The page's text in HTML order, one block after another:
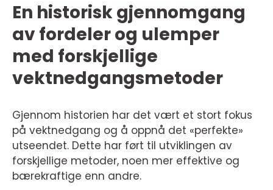
En historisk gjennomgang
av fordeler og ulemper
med forskjellige
vektnedgangsmetoder
Gjennom historien har det vært et stort fokus
på vektnedgang og å oppnå det «perfekte»
utseendet. Dette har ført til utviklingen av
forskjellige metoder, noen mer effektive og
bærekraftige enn andre.